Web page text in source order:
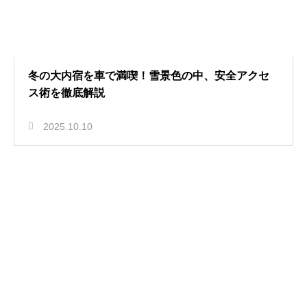
冬の大内宿を車で満喫！雪景色の中、安全アクセ
ス術を徹底解説
2025.10.10